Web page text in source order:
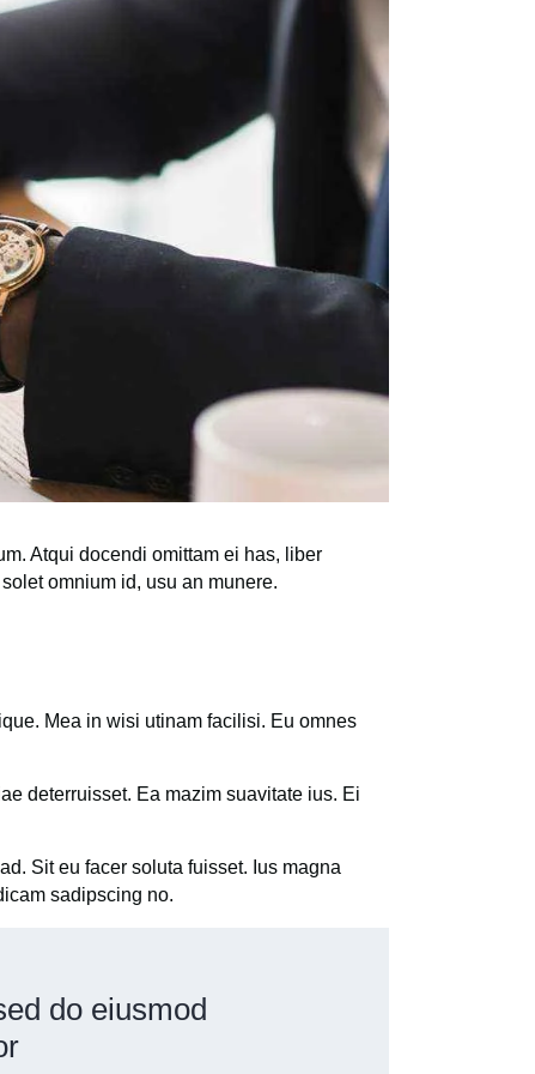
Atqui docendi omittam ei has, liber
omnium id, usu an munere.
Mea in wisi utinam facilisi. Eu omnes
deterruisset. Ea mazim suavitate ius. Ei
Sit eu facer soluta fuisset. Ius magna
sadipscing no.
do eiusmod